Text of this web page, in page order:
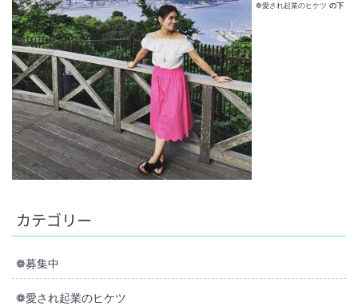
❁愛され起業のヒケツ の下
カテゴリー
❁募集中
❁愛され起業のヒケツ